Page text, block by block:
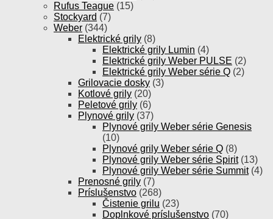
Rufus Teague (15)
Stockyard (7)
Weber (344)
Elektrické grily (8)
Elektrické grily Lumin (4)
Elektrické grily Weber PULSE (2)
Elektrické grily Weber série Q (2)
Grilovacie dosky (3)
Kotlové grily (20)
Peletové grily (6)
Plynové grily (37)
Plynové grily Weber série Genesis
(10)
Plynové grily Weber série Q (8)
Plynové grily Weber série Spirit (13)
Plynové grily Weber série Summit (4)
Prenosné grily (7)
Príslušenstvo (268)
Čistenie grilu (23)
Doplnkové príslušenstvo (70)